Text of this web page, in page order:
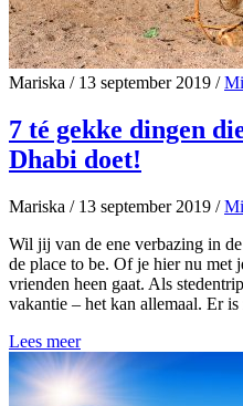
Mariska /13 september 2019 /
7 té gekke dingen
Dhabi doet!
Mariska /13 september 2019 /
Wil jij van de ene verbazing in
de place to be. Of je hier nu met
vrienden heen gaat. Als
vakantie – het kan allemaal. Er
Lees meer